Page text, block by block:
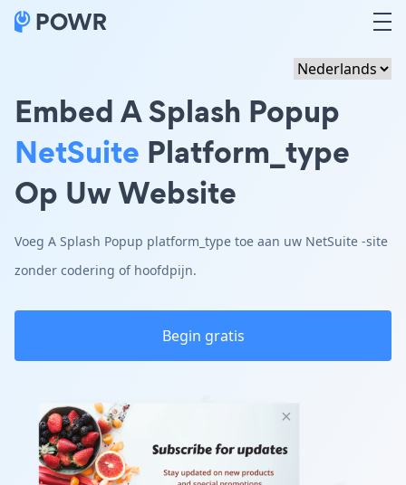
Embed A Splash Popup
NetSuite Platform_type
Op Uw Website
Voeg A Splash Popup platform_type toe aan uw NetSuite -site
zonder codering of hoofdpijn.
Begin gratis